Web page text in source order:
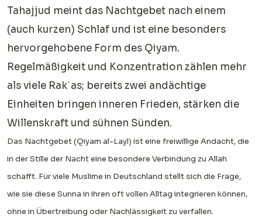
Tahajjud meint das Nachtgebet nach einem
(auch kurzen) Schlaf und ist eine besonders
hervorgehobene Form des Qiyam.
Regelmäßigkeit und Konzentration zählen mehr
als viele Rakʿas; bereits zwei andächtige
Einheiten bringen inneren Frieden, stärken die
Willenskraft und sühnen Sünden.
Das Nachtgebet (Qiyam al-Layl) ist eine freiwillige Andacht, die
in der Stille der Nacht eine besondere Verbindung zu Allah
schafft. Für viele Muslime in Deutschland stellt sich die Frage,
wie sie diese Sunna in ihren oft vollen Alltag integrieren können,
ohne in Übertreibung oder Nachlässigkeit zu verfallen.